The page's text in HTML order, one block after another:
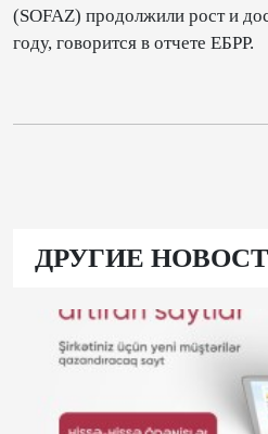
(SOFAZ) продолжили рост и
году, говорится в отчете ЕБРР.
ДРУГИЕ